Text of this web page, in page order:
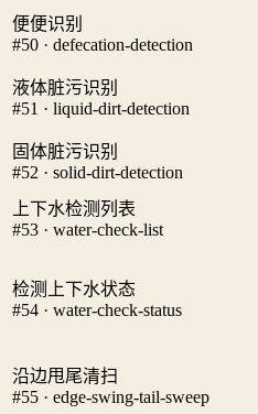
便便识别
#50 · defecation-detection
液体脏污识别
#51 · liquid-dirt-detection
固体脏污识别
#52 · solid-dirt-detection
上下水检测列表
#53 · water-check-list
检测上下水状态
#54 · water-check-status
沿边甩尾清扫
#55 · edge-swing-tail-sweep